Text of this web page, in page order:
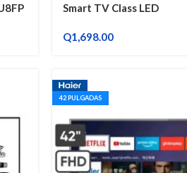
Smart TV Class LED
Q1,698.00
42 PULGADAS